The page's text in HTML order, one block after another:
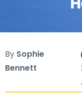
By Sophie
Bennett